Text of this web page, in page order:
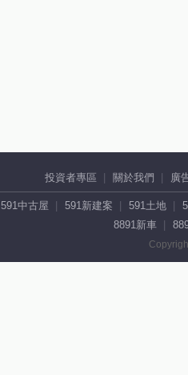
投資者專區 關於我們 廣
591中古屋 591新建案 591土地
8891新車